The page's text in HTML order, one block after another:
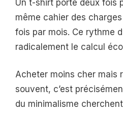
Un t-shirt porté deux fois
même cahier des
fois par mois. Ce rythme
radicalement le calcul
Acheter moins cher mais
souvent, c’est
du minimalisme cherchent